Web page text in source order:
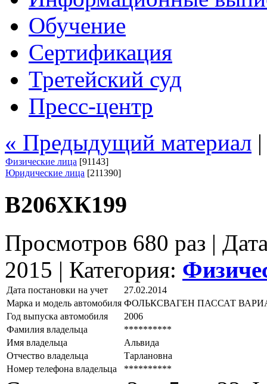
Обучение
Сертификация
Третейский суд
Пресс-центр
« Предыдущий материал
Физические лица [91143]
Юридические лица [211390]
В206ХК199
Просмотров 680 раз |
2015 | Категория:
Дата постановки на учет
27.02.2014
Марка и модель автомобиля ФОЛЬКСВАГЕН ПАССАТ
Год выпуска автомобиля
2006
Фамилия владельца
**********
Имя владельца
Альвида
Отчество владельца
Тарлановна
Номер телефона владельца
**********